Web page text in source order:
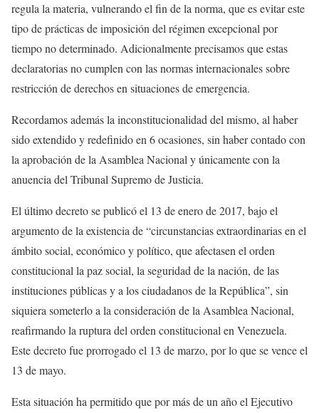
regula la materia, vulnerando el fin de la norma, que es evitar este
tipo de prácticas de imposición del régimen excepcional por
tiempo no determinado. Adicionalmente precisamos que estas
declaratorias no cumplen con las normas internacionales sobre
restricción de derechos en situaciones de emergencia.
Recordamos además la inconstitucionalidad del mismo, al haber
sido extendido y redefinido en 6 ocasiones, sin haber contado con
la aprobación de la Asamblea Nacional y únicamente con la
anuencia del Tribunal Supremo de Justicia.
El último decreto se publicó el 13 de enero de 2017, bajo el
argumento de la existencia de “circunstancias extraordinarias en el
ámbito social, económico y político, que afectasen el orden
constitucional la paz social, la seguridad de la nación, de las
instituciones públicas y a los ciudadanos de la República”, sin
siquiera someterlo a la consideración de la Asamblea Nacional,
reafirmando la ruptura del orden constitucional en Venezuela.
Este decreto fue prorrogado el 13 de marzo, por lo que se vence el
13 de mayo.
Esta situación ha permitido que por más de un año el Ejecutivo